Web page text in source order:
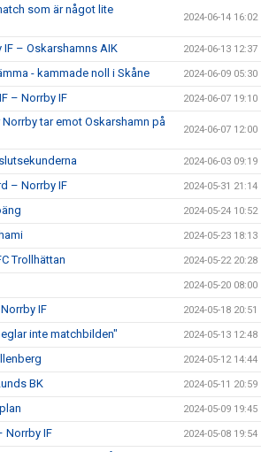
som är något lite
2024-06-14 16:02
– Oskarshamns AIK 2024-06-13 12:37
- kammade noll i Skåne 2024-06-09 05:30
– Norrby IF 2024-06-07 19:10
tar emot Oskarshamn på
2024-06-07 12:00
2024-06-03 09:19
– Norrby IF 2024-05-31 21:14
2024-05-24 10:52
2024-05-23 18:13
Trollhättan 2024-05-22 20:28
2024-05-20 08:00
IF 2024-05-18 20:51
inte matchbilden" 2024-05-13 12:48
2024-05-12 14:44
BK 2024-05-11 20:59
2024-05-09 19:45
Norrby IF 2024-05-08 19:54